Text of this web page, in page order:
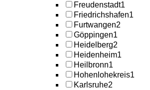
Freudenstadt1
Friedrichshafen1
Furtwangen2
Göppingen1
Heidelberg2
Heidenheim1
Heilbronn1
Hohenlohekreis1
Karlsruhe2